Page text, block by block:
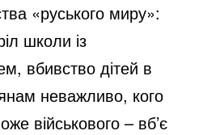
«руського миру»:
школи із
вбивство дітей в
неважливо, кого
військового – вб’є